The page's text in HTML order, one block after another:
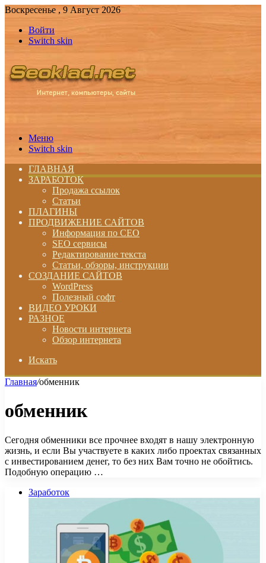
Воскресенье , 9 Август 2026
Войти
Switch skin
Меню
Switch skin
ГЛАВНАЯ
ЗАРАБОТОК
Продажа ссылок
Статьи
ПЛАГИНЫ
ПРОДВИЖЕНИЕ САЙТОВ
Информация по СЕО
SEO сервисы
Редактирование текста
Статьи, обзоры, инструкции
СОЗДАНИЕ САЙТОВ
WordPress
Полезный софт
ВИДЕО УРОКИ
РАЗНОЕ
Новости интернета
Обзор интернета
Искать
Главная/обменник
обменник
Сегодня обменники все прочнее входят в нашу электронную
жизнь, и если Вы участвуете в каких либо проектах связанных
с инвестированием денег, то без них Вам точно не обойтись.
Подобную операцию …
Заработок